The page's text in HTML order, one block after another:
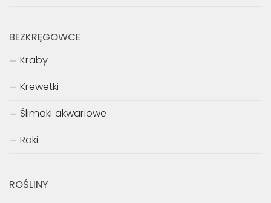
BEZKRĘGOWCE
Kraby
Krewetki
Ślimaki akwariowe
Raki
ROŚLINY